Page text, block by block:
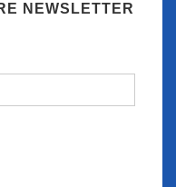
NEWSLETTER